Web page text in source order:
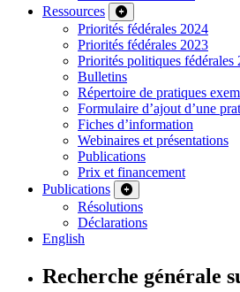
Ressources
Priorités fédérales 2024
Priorités fédérales 2023
Priorités politiques fédérales
Bulletins
Répertoire de pratiques
Formulaire d’ajout d’une
Fiches d’information
Webinaires et présentations
Publications
Prix et financement
Publications
Résolutions
Déclarations
English
Recherche générale